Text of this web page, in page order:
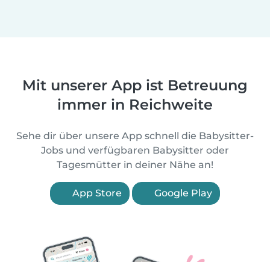
Mit unserer App ist Betreuung
immer in Reichweite
Sehe dir über unsere App schnell die Babysitter-
Jobs und verfügbaren Babysitter oder
Tagesmütter in deiner Nähe an!
App Store Google Play